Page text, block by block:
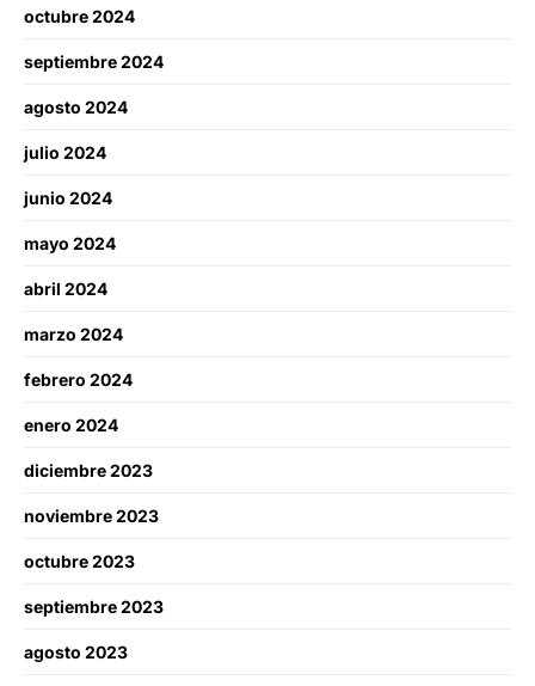
octubre 2024
septiembre 2024
agosto 2024
julio 2024
junio 2024
mayo 2024
abril 2024
marzo 2024
febrero 2024
enero 2024
diciembre 2023
noviembre 2023
octubre 2023
septiembre 2023
agosto 2023